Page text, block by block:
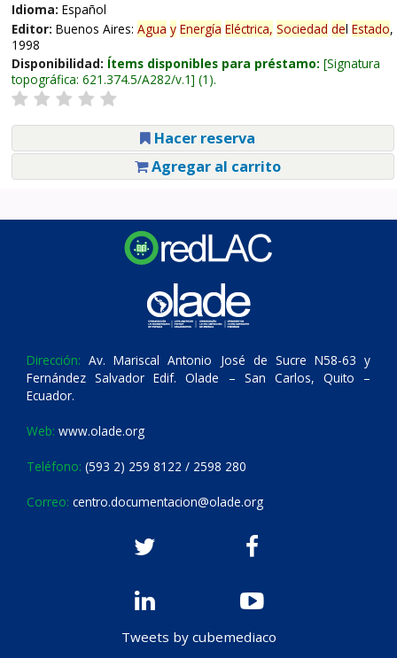
Idioma: Español
Editor: Buenos Aires: Agua y Energía Eléctrica, Sociedad del Estado,
1998
Disponibilidad: Ítems disponibles para préstamo: Signatura
topográfica: 621.374.5/A282/v.1 (1).
Hacer reserva
Agregar al carrito
Dirección: Av. Mariscal Antonio José de Sucre N58-63 y
Fernández Salvador Edif. Olade – San Carlos, Quito –
Ecuador.
Web: www.olade.org
Teléfono: (593 2) 259 8122 / 2598 280
Correo: centro.documentacion@olade.org
Tweets by cubemediaco